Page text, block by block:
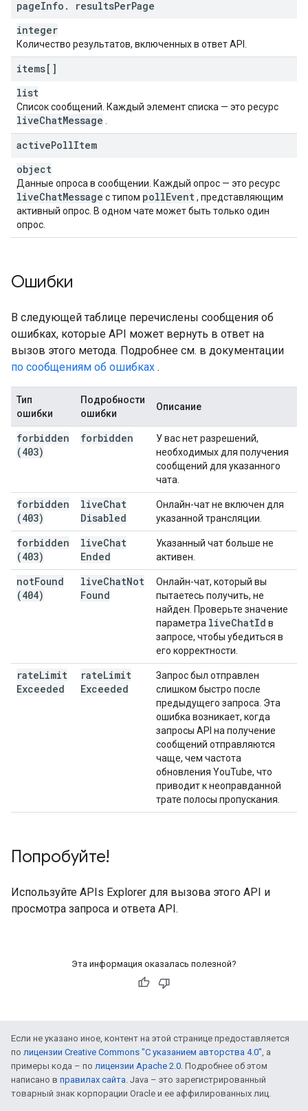
pageInfo . resultsPerPage
integer
Количество результатов, включенных в ответ API.
items[]
list
Список сообщений. Каждый элемент списка — это ресурс
liveChatMessage
activePollItem
object
Данные опроса в сообщении. Каждый опрос — это ресурс
liveChatMessage с типом pollEvent, представляющим
активный опрос. В одном чате может быть только один
опрос.
Ошибки
В следующей таблице перечислены сообщения об
ошибках, которые API может вернуть в ответ на
вызов этого метода. Подробнее см. в документации
по сообщениям об ошибках .
Тип
ошибки
Подробности
ошибки
Описание
forbidden
(403)
forbidden
У вас нет разрешений,
необходимых для получения
сообщений для указанного
чата.
forbidden
(403)
liveChat
Disabled
Онлайн-чат не включен для
указанной трансляции.
forbidden
(403)
liveChat
Ended
Указанный чат больше не
активен.
notFound
(404)
liveChatNot
Found
Онлайн-чат, который вы
пытаетесь получить, не
найден. Проверьте значение
параметра liveChatId в
запросе, чтобы убедиться в
его корректности.
rateLimit
Exceeded
rateLimit
Exceeded
Запрос был отправлен
слишком быстро после
предыдущего запроса. Эта
ошибка возникает, когда
запросы API на получение
сообщений отправляются
чаще, чем частота
обновления YouTube, что
приводит к неоправданной
трате полосы пропускания.
Попробуйте!
Используйте APIs Explorer для вызова этого API и
просмотра запроса и ответа API.
Эта информация оказалась полезной?
Если не указано иное, контент на этой странице предоставляется
по лицензии Creative Commons "С указанием авторства 4.0", а
примеры кода – по лицензии Apache 2.0. Подробнее об этом
написано в правилах сайта. Java – это зарегистрированный
товарный знак корпорации Oracle и ее аффилированных лиц.